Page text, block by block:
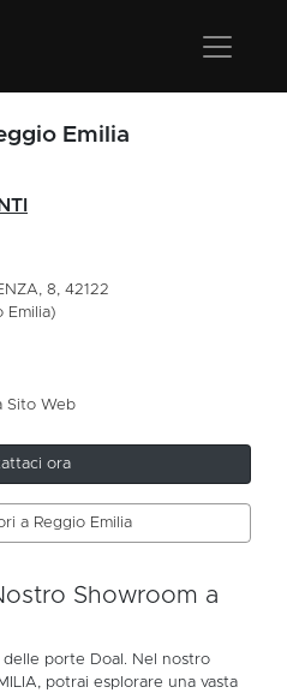
Emilia
8, 42122
Emilia)
Sito Web
ora
a Reggio Emilia
Showroom a
delle porte Doal. Nel nostro
potrai esplorare una vasta